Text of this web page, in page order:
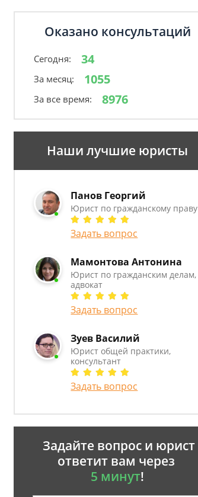
Оказано консультаций
Сегодня: 34
За месяц: 1055
За все время: 8976
Наши лучшие юристы
Панов Георгий
Юрист по гражданскому праву
Задать вопрос
Мамонтова Антонина
Юрист по гражданским делам,
адвокат
Задать вопрос
Зуев Василий
Юрист общей практики,
консультант
Задать вопрос
Задайте вопрос и юрист
ответит вам через
5 минут!